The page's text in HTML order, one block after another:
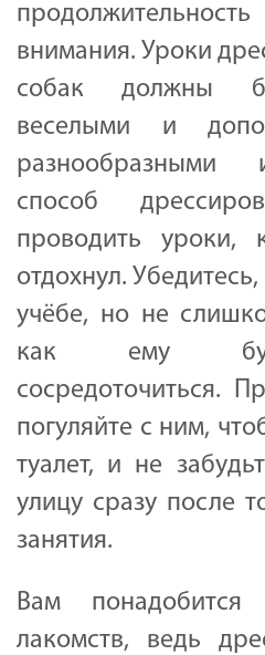
внимания. Уроки
собак должны
веселыми и
разнообразными
способ
проводить уроки,
отдохнул.
учёбе, но не
как ему
сосредоточиться.
погуляйте с ним,
туалет, и не
улицу сразу после
занятия.
Вам
лакомств, ведь